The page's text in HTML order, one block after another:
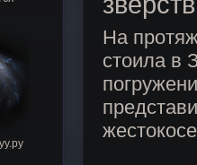
На
стоила в